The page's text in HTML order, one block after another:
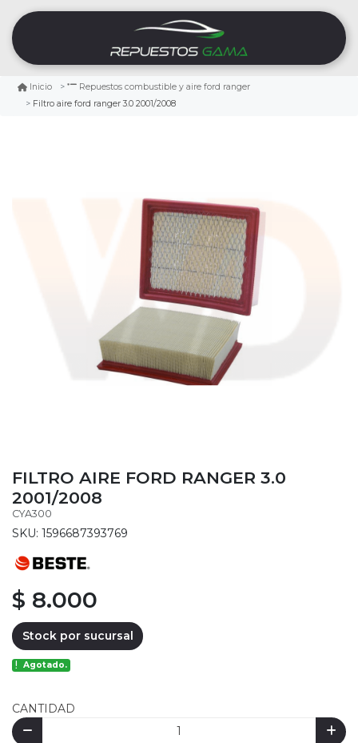
Inicio
Repuestos combustible y aire ford ranger
Filtro aire ford ranger 3.0 2001/2008
FILTRO AIRE FORD RANGER 3.0
2001/2008
CYA300
SKU: 1596687393769
$ 8.000
Stock por sucursal
Agotado.
CANTIDAD